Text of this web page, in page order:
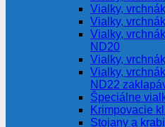
Vialky,
Vialky,
Vialky,
ND20
Vialky,
Vialky,
ND22
Špeciálne
Krimpovacie
Stojany a